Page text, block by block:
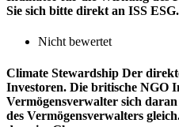
Sie sich bitte direkt an ISS
Nicht bewertet
Climate Stewardship Der
Investoren. Die britische NGO
Vermögensverwalter sich
des Vermögensverwalters